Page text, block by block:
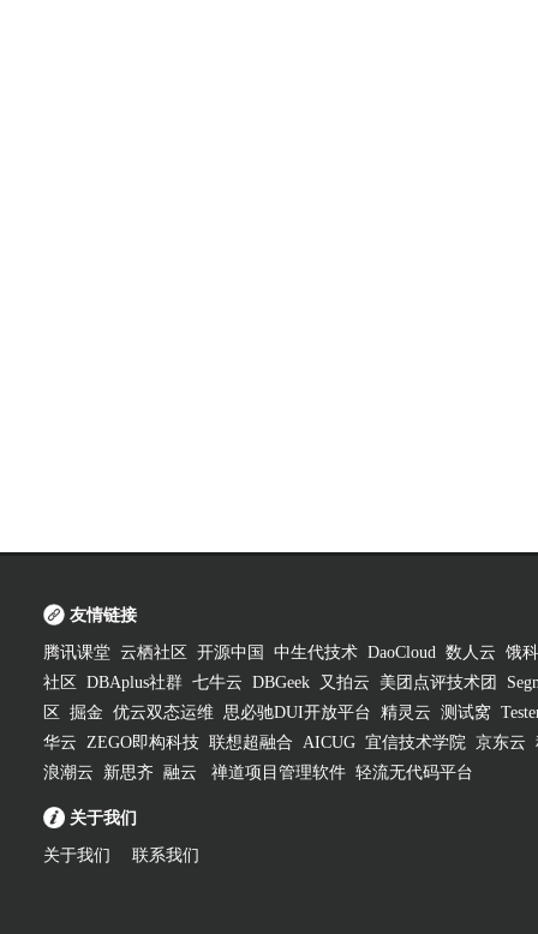
友情链接
腾讯课堂 云栖社区 开源中国 中生代技术 DaoCloud 数人云 饿
社区
DBAplus社群 七牛云 DBGeek 又拍云 美团点评技术团
区
掘金 优云双态运维 思必驰DUI开放平台 精灵云 测试窝
华云 ZEGO即构科技 联想超融合 AICUG 宜信技术学院 京东云
浪潮云
新思齐 融云 禅道项目管理软件 轻流无代码平台
关于我们
关于我们 联系我们